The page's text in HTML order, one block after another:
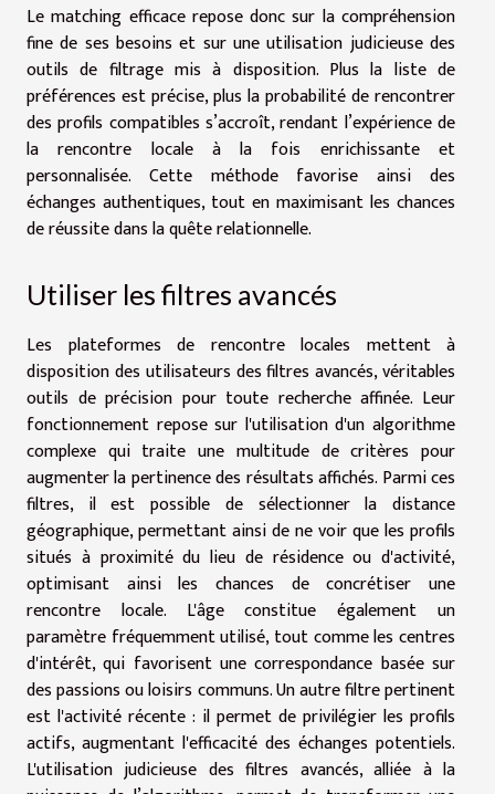
Le matching efficace repose donc sur la compréhension
fine de ses besoins et sur une utilisation judicieuse des
outils de filtrage mis à disposition. Plus la liste de
préférences est précise, plus la probabilité de rencontrer
des profils compatibles s’accroît, rendant l’expérience de
la rencontre locale à la fois enrichissante et
personnalisée. Cette méthode favorise ainsi des
échanges authentiques, tout en maximisant les chances
de réussite dans la quête relationnelle.
Utiliser les filtres avancés
Les plateformes de rencontre locales mettent à
disposition des utilisateurs des filtres avancés, véritables
outils de précision pour toute recherche affinée. Leur
fonctionnement repose sur l'utilisation d'un algorithme
complexe qui traite une multitude de critères pour
augmenter la pertinence des résultats affichés. Parmi ces
filtres, il est possible de sélectionner la distance
géographique, permettant ainsi de ne voir que les profils
situés à proximité du lieu de résidence ou d'activité,
optimisant ainsi les chances de concrétiser une
rencontre locale. L'âge constitue également un
paramètre fréquemment utilisé, tout comme les centres
d'intérêt, qui favorisent une correspondance basée sur
des passions ou loisirs communs. Un autre filtre pertinent
est l'activité récente : il permet de privilégier les profils
actifs, augmentant l'efficacité des échanges potentiels.
L'utilisation judicieuse des filtres avancés, alliée à la